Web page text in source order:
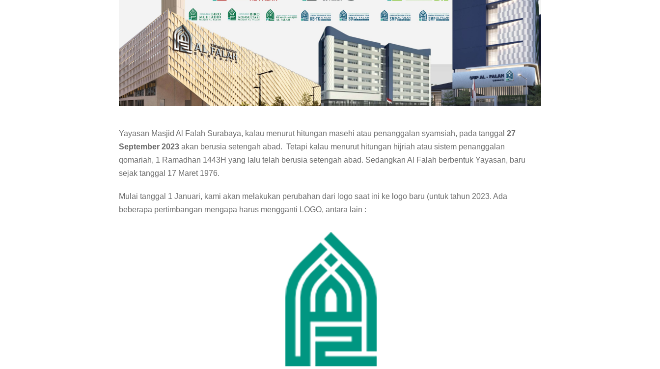
Yayasan Masjid Al Falah Surabaya, kalau menurut hitungan masehi atau penanggalan syamsiah, pada tanggal 27
September 2023 akan berusia setengah abad. Tetapi kalau menurut hitungan hijriah atau sistem penanggalan
qomariah, 1 Ramadhan 1443H yang lalu telah berusia setengah abad. Sedangkan Al Falah berbentuk Yayasan, baru
sejak tanggal 17 Maret 1976.
Mulai tanggal 1 Januari, kami akan melakukan perubahan dari logo saat ini ke logo baru (untuk tahun 2023. Ada
beberapa pertimbangan mengapa harus mengganti LOGO, antara lain :